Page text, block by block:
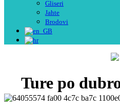
Gliseri
Jahte
Brodovi
Ture po